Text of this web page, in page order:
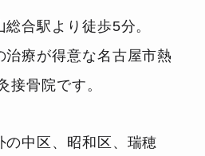
合駅より徒歩5分。
治療が得意な名古屋市熱
接骨院です。
の中区、昭和区、瑞穂